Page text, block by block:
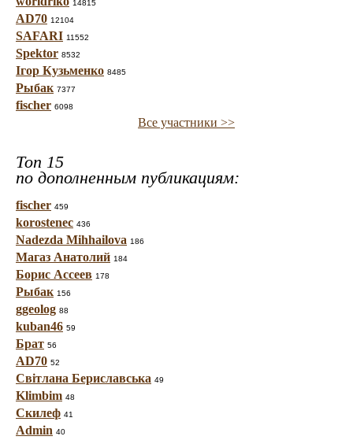
14815
AD70 12104
SAFARI 11552
Spektor 8532
Ігор Кузьменко 8485
Рыбак 7377
fischer 6098
Все участники >>
Топ 15
по дополненным публикациям:
fischer 459
korostenec 436
Nadezda Mihhailova 186
Магаз Анатолий 184
Борис Ассеев 178
Рыбак 156
ggeolog 88
kuban46 59
Брат 56
AD70 52
Світлана Бериславська 49
Klimbim 48
Скилеф 41
Admin 40